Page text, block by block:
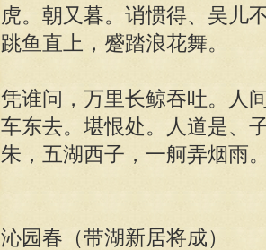
虎。朝又暮。诮惯得、吴儿
跳鱼直上，蹙踏浪花舞。
凭谁问，万里长鲸吞吐。人
车东去。堪恨处。人道是、
朱，五湖西子，一舸弄烟雨
沁园春（带湖新居将成）